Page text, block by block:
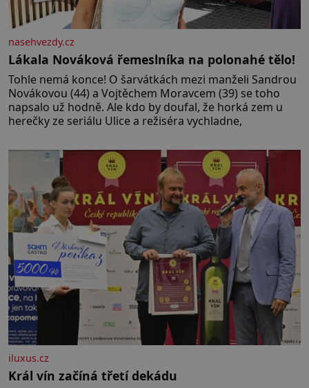
nasehvezdy.cz
Lákala Nováková řemeslníka na polonahé tělo!
Tohle nemá konce! O šarvátkách mezi manželi Sandrou
Novákovou (44) a Vojtěchem Moravcem (39) se toho
napsalo už hodně. Ale kdo by doufal, že horká zem u
herečky ze seriálu Ulice a režiséra vychladne,
iluxus.cz
Král vín začíná třetí dekádu